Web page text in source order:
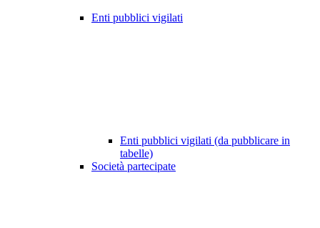
Enti pubblici vigilati
Enti pubblici vigilati (da pubblicare in
tabelle)
Società partecipate